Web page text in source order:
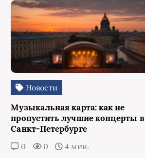
Новости
Музыкальная карта: как не
пропустить лучшие концерты в
Санкт-Петербурге
0 0 4 мин.